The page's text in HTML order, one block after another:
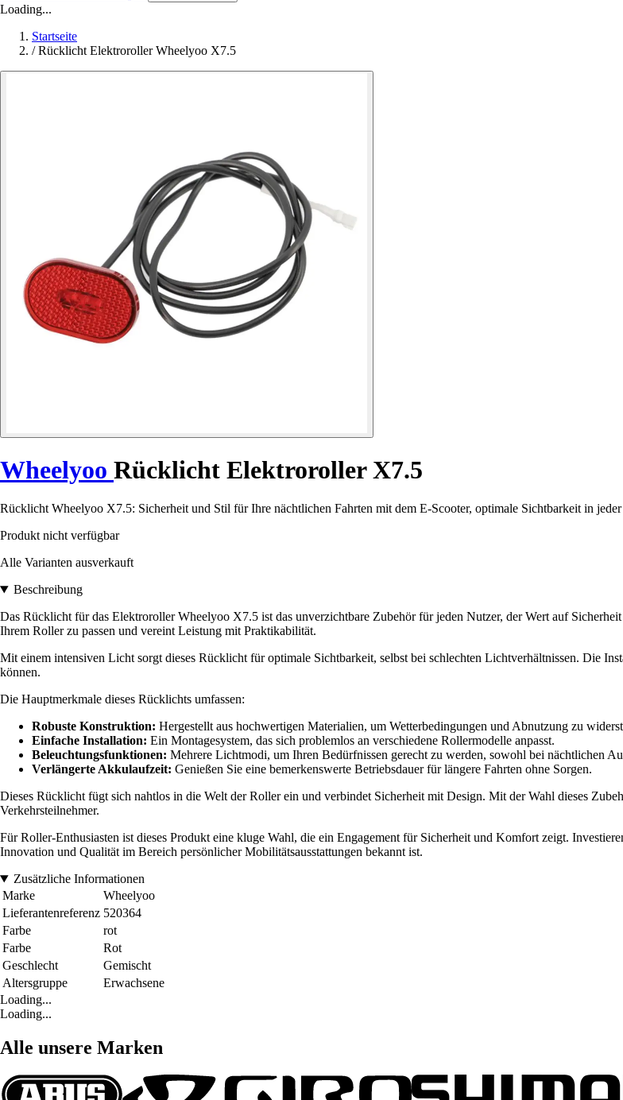
Loading...
Startseite
/ Rücklicht Elektroroller Wheelyoo X7.5
Wheelyoo Rücklicht Elektroroller X7.5
Rücklicht Wheelyoo X7.5: Sicherheit und Stil für Ihre nächtlichen Fahrten mit dem E-Scooter, optimale Sichtbarkeit in
Produkt nicht verfügbar
Alle Varianten ausverkauft
Beschreibung
Das Rücklicht für das Elektroroller Wheelyoo X7.5 ist das unverzichtbare Zubehör für jeden Nutzer, der Wert auf
Ihrem Roller zu passen und vereint Leistung mit Praktikabilität.
Mit einem intensiven Licht sorgt dieses Rücklicht für optimale Sichtbarkeit, selbst bei schlechten Lichtverhältnissen. Die
können.
Die Hauptmerkmale dieses Rücklichts umfassen:
Robuste Konstruktion: Hergestellt aus hochwertigen Materialien, um Wetterbedingungen und Abnutzung zu
Einfache Installation: Ein Montagesystem, das sich problemlos an verschiedene Rollermodelle anpasst.
Beleuchtungsfunktionen: Mehrere Lichtmodi, um Ihren Bedürfnissen gerecht zu werden, sowohl bei nächtlichen
Verlängerte Akkulaufzeit: Genießen Sie eine bemerkenswerte Betriebsdauer für längere Fahrten ohne Sorgen.
Dieses Rücklicht fügt sich nahtlos in die Welt der Roller ein und verbindet Sicherheit mit Design. Mit der Wahl dieses
Verkehrsteilnehmer.
Für Roller-Enthusiasten ist dieses Produkt eine kluge Wahl, die ein Engagement für Sicherheit und Komfort zeigt.
Innovation und Qualität im Bereich persönlicher Mobilitätsausstattungen bekannt ist.
Zusätzliche Informationen
Marke
Wheelyoo
Lieferantenreferenz 520364
Farbe
rot
Farbe
Rot
Geschlecht
Gemischt
Altersgruppe
Erwachsene
Loading...
Loading...
Alle unsere Marken